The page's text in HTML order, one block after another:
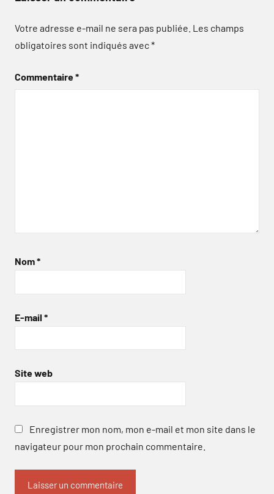
Votre adresse e-mail ne sera pas publiée. Les champs
obligatoires sont indiqués avec*
Commentaire*
Nom*
E-mail *
Site web
Enregistrer mon nom, mon e-mail et mon site dans le
navigateur pour mon prochain commentaire.